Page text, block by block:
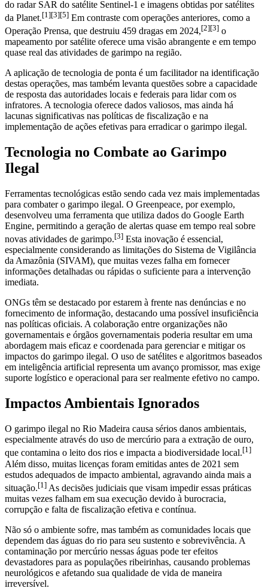
do radar SAR do satélite Sentinel-1 e imagens obtidas por satélites
da Planet.[1][3][5] Em contraste com operações anteriores, como a
Operação Prensa, que destruiu 459 dragas em 2024,[2][3] o
mapeamento por satélite oferece uma visão abrangente e em tempo
quase real das atividades de garimpo na região.
A aplicação de tecnologia de ponta é um facilitador na identificação
destas operações, mas também levanta questões sobre a capacidade
de resposta das autoridades locais e federais para lidar com os
infratores. A tecnologia oferece dados valiosos, mas ainda há
lacunas significativas nas políticas de fiscalização e na
implementação de ações efetivas para erradicar o garimpo ilegal.
Tecnologia no Combate ao Garimpo
Ilegal
Ferramentas tecnológicas estão sendo cada vez mais implementadas
para combater o garimpo ilegal. O Greenpeace, por exemplo,
desenvolveu uma ferramenta que utiliza dados do Google Earth
Engine, permitindo a geração de alertas quase em tempo real sobre
novas atividades de garimpo.[3] Esta inovação é essencial,
especialmente considerando as limitações do Sistema de Vigilância
da Amazônia (SIVAM), que muitas vezes falha em fornecer
informações detalhadas ou rápidas o suficiente para a intervenção
imediata.
ONGs têm se destacado por estarem à frente nas denúncias e no
fornecimento de informação, destacando uma possível insuficiência
nas políticas oficiais. A colaboração entre organizações não
governamentais e órgãos governamentais poderia resultar em uma
abordagem mais eficaz e coordenada para gerenciar e mitigar os
impactos do garimpo ilegal. O uso de satélites e algoritmos baseados
em inteligência artificial representa um avanço promissor, mas exige
suporte logístico e operacional para ser realmente efetivo no campo.
Impactos Ambientais Ignorados
O garimpo ilegal no Rio Madeira causa sérios danos ambientais,
especialmente através do uso de mercúrio para a extração de ouro,
que contamina o leito dos rios e impacta a biodiversidade local.[1]
Além disso, muitas licenças foram emitidas antes de 2021 sem
estudos adequados de impacto ambiental, agravando ainda mais a
situação.[1] As decisões judiciais que visam impedir essas práticas
muitas vezes falham em sua execução devido à burocracia,
corrupção e falta de fiscalização efetiva e contínua.
Não só o ambiente sofre, mas também as comunidades locais que
dependem das águas do rio para seu sustento e sobrevivência. A
contaminação por mercúrio nessas águas pode ter efeitos
devastadores para as populações ribeirinhas, causando problemas
neurológicos e afetando sua qualidade de vida de maneira
irreversível.